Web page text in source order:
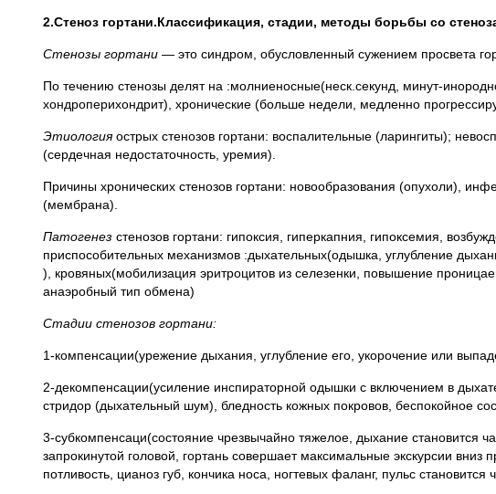
2.Стеноз гортани.Классификация, стадии, методы борьбы со
Стенозы гортани — это синдром, обусловленный сужением просвета
По течению стенозы делят на :молниеносные(неск.секунд, минут-
хондроперихондрит), хронические (больше недели, медленно
Этиологияострых стенозов гортани: воспалительные (ларингиты);
(сердечная недостаточность, уремия).
Причины хронических стенозов гортани: новообразования (опухоли),
(мембрана).
Патогенез стенозов гортани: гипоксия, гиперкапния, гипоксемия,
приспособительных механизмов :дыхательных(одышка, углубление
), кровяных(мобилизация эритроцитов из селезенки, повышение
анаэробный тип обмена)
Стадии стенозов гортани:
1-компенсации(урежение дыхания, углубление его, укорочение или
2-декомпенсации(усиление инспираторной одышки с включением в
стридор (дыхательный шум), бледность кожных покровов, беспокойное
3-субкомпенсаци(состояние чрезвычайно тяжелое, дыхание
запрокинутой головой, гортань совершает максимальные экскурсии
потливость, цианоз губ, кончика носа, ногтевых фаланг, пульс